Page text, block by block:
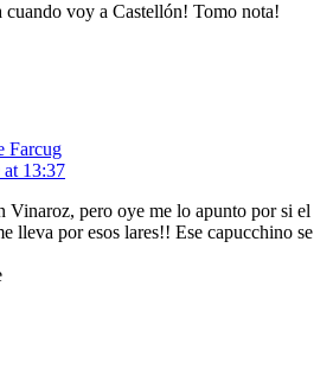
voy a Castellón! Tomo nota!
Farcug
13:37
Vinaroz, pero oye me lo apunto por si el
lleva por esos lares!! Ese capucchino se